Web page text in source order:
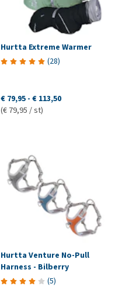
Hurtta Extreme Warmer
(28)
€ 79,95 - € 113,50
(€ 79,95 / st)
Hurtta Venture No-Pull
Harness - Bilberry
(5)